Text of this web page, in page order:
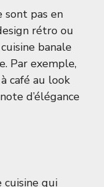
sont pas en
rétro ou
banale
Par exemple,
café au look
d’élégance
cuisine qui